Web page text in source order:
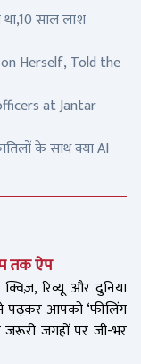
साल लाश
Herself, Told the
at Jantar
के साथ क्या AI
तक ऐप
रिव्यू और दुनिया
पढ़कर आपको ‘फीलिंग
जगहों पर जी-भर